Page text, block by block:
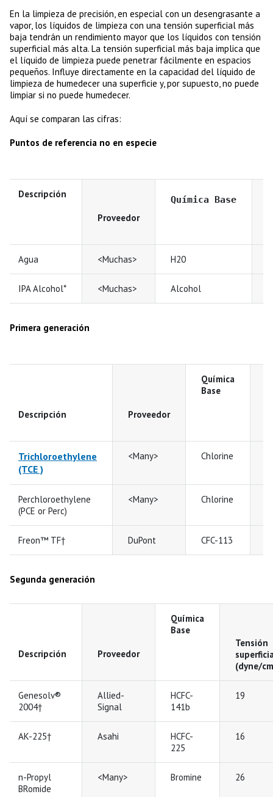
En la limpieza de precisión, en especial con un desengrasante a
vapor, los líquidos de limpieza con una tensión superficial más
baja tendrán un rendimiento mayor que los líquidos con tensión
superficial más alta. La tensión superficial más baja implica que
el líquido de limpieza puede penetrar fácilmente en espacios
pequeños. Influye directamente en la capacidad del líquido de
limpieza de humedecer una superficie y, por supuesto, no puede
limpiar si no puede humedecer.
Aquí se comparan las cifras:
Puntos de referencia no en especie
Descripción
Proveedor
Química Base
Agua <Muchas> H20
IPA Alcohol* <Muchas> Alcohol
Primera generación
Descripción Proveedor
Química
Base
Trichloroethylene
(TCE )
<Many> Chlorine
Perchloroethylene
(PCE or Perc)
<Many> Chlorine
Freon™ TF† DuPont CFC-113
Segunda generación
Descripción Proveedor
Química
Base
Tensión
(dyne/
Genesolv®
2004†
Allied-
Signal
HCFC-
141b
19
AK-225† Asahi
HCFC-
225
16
n-Propyl
BRomide
<Many> Bromine 26